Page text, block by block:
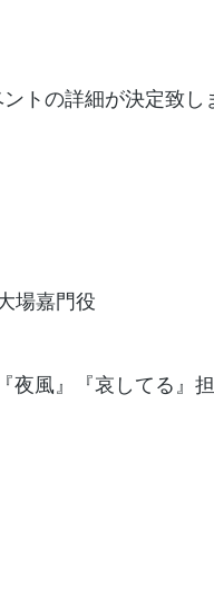
トの詳細が決定致し
場嘉門役
夜風』『哀してる』